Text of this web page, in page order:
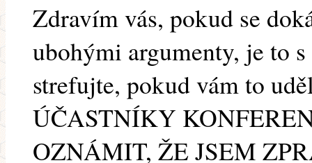
Zdravím vás, pokud se
ubohými argumenty, je to
strefujte, pokud vám to
ÚČASTNÍKY
OZNÁMIT, ŽE JSEM